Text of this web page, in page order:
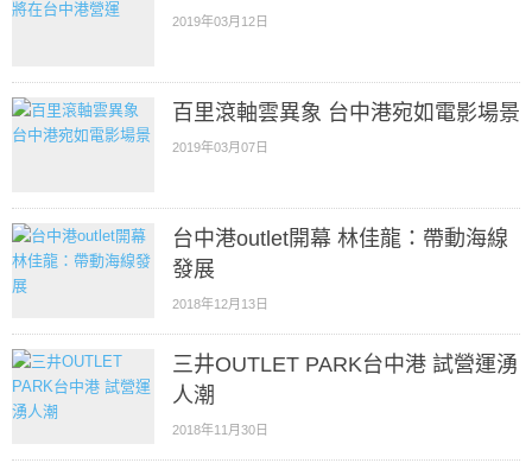
2019年03月12日
百里滾軸雲異象 台中港宛如電影場景
2019年03月07日
台中港outlet開幕 林佳龍：帶動海線
發展
2018年12月13日
三井OUTLET PARK台中港 試營運湧
人潮
2018年11月30日